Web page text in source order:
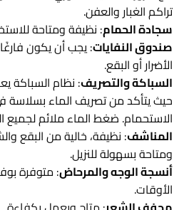
تراكم الغبار والعفن.
سجادة الحمام: نظيفة ومتاحة
صندوق النفايات: يجب أن يكون
الأضرار أو البقع.
السباكة والتصريف: نظام السباكة
حيث يتأكد من تصريف الماء
الاستحمام. ضغط الماء ملائم لجميع
المناشف: نظيفة، خالية من البقع
ومتاحة بسهولة للنزيل.
أنسجة الوجه والمرحاض: متوفرة
الأوقات.